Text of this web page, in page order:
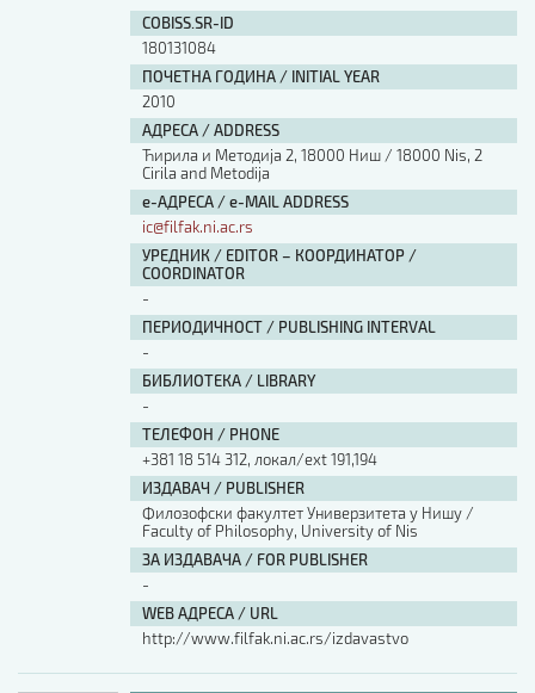
COBISS.SR-ID
180131084
ПОЧЕТНА ГОДИНА / INITIAL YEAR
2010
АДРЕСА / ADDRESS
Ћирила и Методија 2, 18000 Ниш / 18000 Nis, 2
Cirila and Metodija
е-АДРЕСА / e-MAIL ADDRESS
ic@filfak.ni.ac.rs
УРЕДНИК / EDITOR – КООРДИНАТОР /
COORDINATOR
-
ПЕРИОДИЧНОСТ / PUBLISHING INTERVAL
-
БИБЛИОТЕКА / LIBRARY
-
ТЕЛЕФОН / PHONE
+381 18 514 312, локал/ext 191,194
ИЗДАВАЧ / PUBLISHER
Филозофски факултет Универзитета у Нишу /
Faculty of Philosophy, University of Nis
ЗА ИЗДАВАЧА / FOR PUBLISHER
-
WEB АДРЕСА / URL
http://www.filfak.ni.ac.rs/izdavastvo